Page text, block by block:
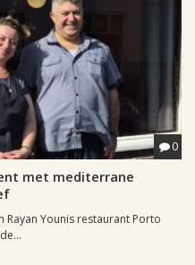
0
met mediterrane
Rayan Younis restaurant Porto